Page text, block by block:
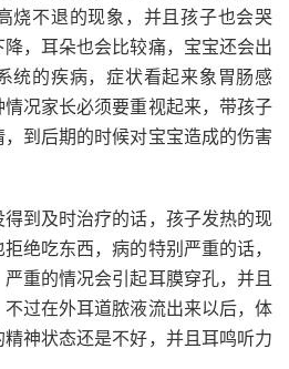
烧不退的现象，并且孩子也会哭
，耳朵也会比较痛，宝宝还会出
统的疾病，症状看起来象胃肠感
况家长必须要重视起来，带孩子
到后期的时候对宝宝造成的伤害
到及时治疗的话，孩子发热的现
绝吃东西，病的特别严重的话，
重的情况会引起耳膜穿孔，并且
过在外耳道脓液流出来以后，体
神状态还是不好，并且耳鸣听力